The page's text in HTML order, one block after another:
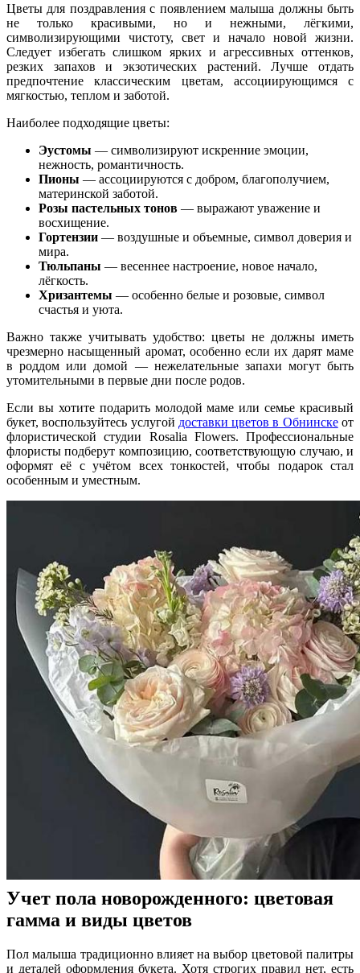
Цветы для поздравления с появлением малыша должны быть
не только красивыми, но и нежными, лёгкими,
символизирующими чистоту, свет и начало новой жизни.
Следует избегать слишком ярких и агрессивных оттенков,
резких запахов и экзотических растений. Лучше отдать
предпочтение классическим цветам, ассоциирующимся с
мягкостью, теплом и заботой.
Наиболее подходящие цветы:
Эустомы — символизируют искренние эмоции,
нежность, романтичность.
Пионы — ассоциируются с добром, благополучием,
материнской заботой.
Розы пастельных тонов — выражают уважение и
восхищение.
Гортензии — воздушные и объемные, символ доверия и
мира.
Тюльпаны — весеннее настроение, новое начало,
лёгкость.
Хризантемы — особенно белые и розовые, символ
счастья и уюта.
Важно также учитывать удобство: цветы не должны иметь
чрезмерно насыщенный аромат, особенно если их дарят маме
в роддом или домой — нежелательные запахи могут быть
утомительными в первые дни после родов.
Если вы хотите подарить молодой маме или семье красивый
букет, воспользуйтесь услугой доставки цветов в Обнинскеот
флористической студии Rosalia Flowers. Профессиональные
флористы подберут композицию, соответствующую случаю, и
оформят её с учётом всех тонкостей, чтобы подарок стал
особенным и уместным.
Учет пола новорожденного: цветовая
гамма и виды цветов
Пол малыша традиционно влияет на выбор цветовой палитры
и деталей оформления букета. Хотя строгих правил нет, есть